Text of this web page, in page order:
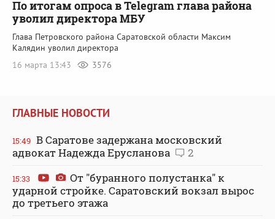
По итогам опроса в Telegram глава района
уволил директора МБУ
Глава Петровского района Саратовской области Максим
Калядин уволил директора
16 марта 13:43
3576
ГЛАВНЫЕ НОВОСТИ
15:49 В Саратове задержана московский
адвокат Надежда Ерусланова
2
15:33
От "буранного полустанка" к
ударной стройке. Саратовский вокзал вырос
до третьего этажа